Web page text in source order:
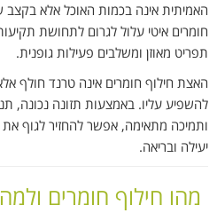
האמיתית אינה בכמות האוכל אלא בקצב
חומרים איטי עלול לגרום לתחושת
תפריט מאוזן ומשלבים פעילות גופנית.
האצת חילוף חומרים אינה טרנד חולף אלא
להשפיע עליו. באמצעות תזונה נכונה,
ותמיכה מתאימה, אפשר להחזיר לגוף את
יעילה ובריאה.
מהו חילוף חומרים